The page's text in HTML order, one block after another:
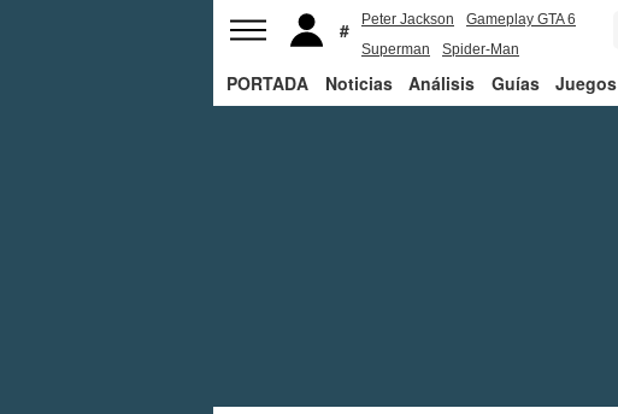
Peter Jackson
Gameplay GTA 6
Superman
Spider-Man
PORTADA Noticias Análisis Guías Juegos